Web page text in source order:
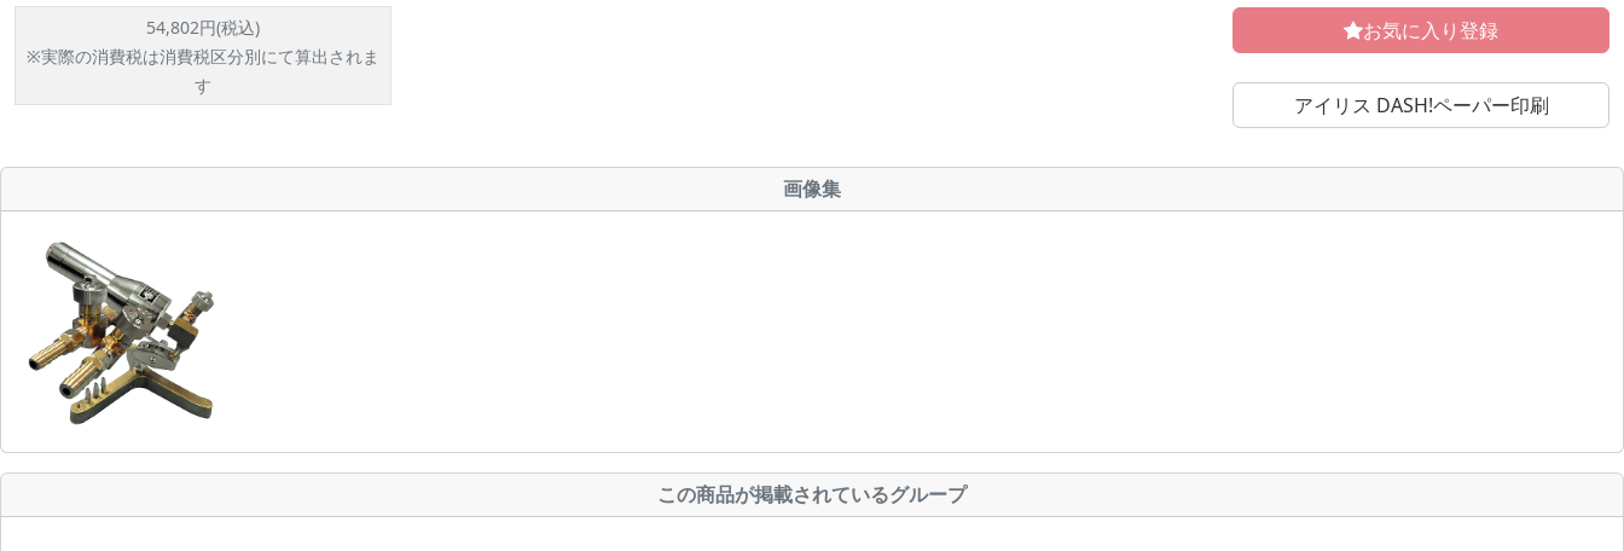
54,802円(税込)
※実際の消費税は消費税区分別にて算出されま
す
お気に入り登録
アイリス DASH!ペーパー印刷
画像集
この商品が掲載されているグループ